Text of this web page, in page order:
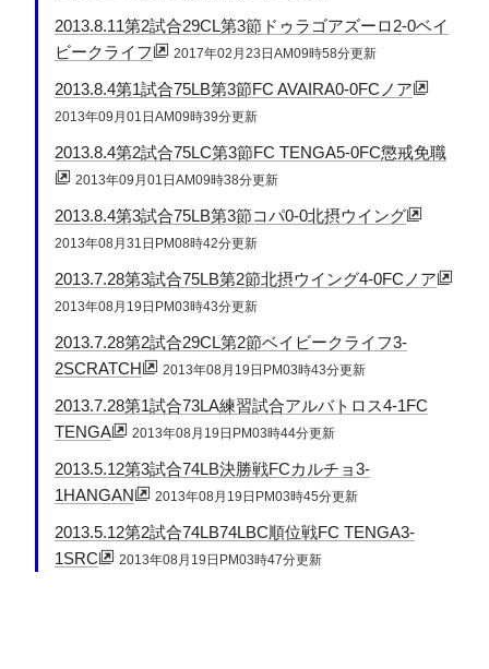
2013.8.11第2試合29CL第3節ドゥラゴアズーロ2-0ベイ
ビークライフ
2017年02月23日AM09時58分更新
2013.8.4第1試合75LB第3節FC AVAIRA0-0FCノア
2013年09月01日AM09時39分更新
2013.8.4第2試合75LC第3節FC TENGA5-0FC懲戒免職
2013年09月01日AM09時38分更新
2013.8.4第3試合75LB第3節コパ0-0北摂ウイング
2013年08月31日PM08時42分更新
2013.7.28第3試合75LB第2節北摂ウイング4-0FCノア
2013年08月19日PM03時43分更新
2013.7.28第2試合29CL第2節ベイビークライフ3-
2SCRATCH
2013年08月19日PM03時43分更新
2013.7.28第1試合73LA練習試合アルバトロス4-1FC
TENGA
2013年08月19日PM03時44分更新
2013.5.12第3試合74LB決勝戦FCカルチョ3-
1HANGAN
2013年08月19日PM03時45分更新
2013.5.12第2試合74LB74LBC順位戦FC TENGA3-
1SRC
2013年08月19日PM03時47分更新